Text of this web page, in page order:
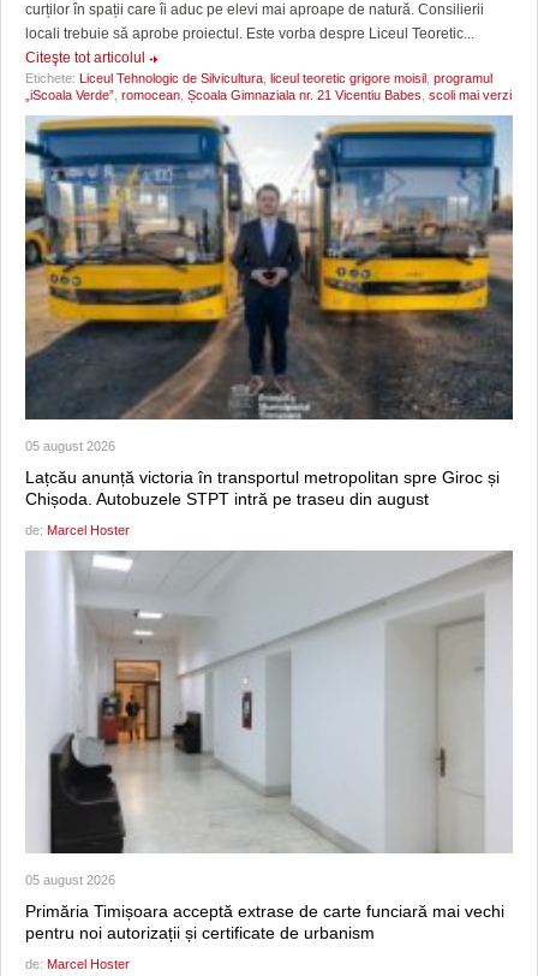
curților în spații care îi aduc pe elevi mai aproape de natură. Consilierii
locali trebuie să aprobe proiectul. Este vorba despre Liceul Teoretic...
Citeşte tot articolul
Etichete: Liceul Tehnologic de Silvicultura liceul teoretic grigore moisil programul
„iScoala Verde” romocean Școala Gimnaziala nr. 21 Vicentiu Babes scoli mai verzi
05 august 2026
Lațcău anunță victoria în transportul metropolitan spre Giroc și
Chișoda. Autobuzele STPT intră pe traseu din august
de: Marcel Hoster
05 august 2026
Primăria Timișoara acceptă extrase de carte funciară mai vechi
pentru noi autorizații și certificate de urbanism
de: Marcel Hoster